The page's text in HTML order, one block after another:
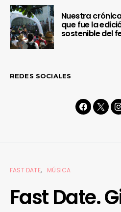
Nuestra
que fue la
sostenible del
REDES SOCIALES
FAST DATE MÚSICA
Fast Date.